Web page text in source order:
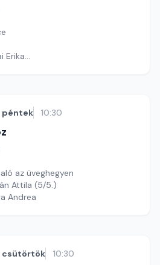
Erika
péntek 10:30
az üveghegyen
Attila (5/5.)
Andrea
csütörtök 10:30